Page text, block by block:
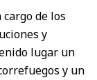
de los
y
lugar un
y un